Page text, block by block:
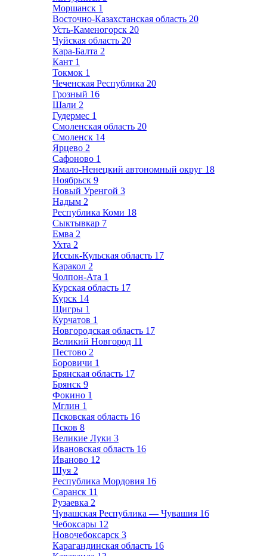
Моршанск 1
Восточно-Казахстанская область 20
Усть-Каменогорск 20
Чуйская область 20
Кара-Балта 2
Кант 1
Токмок 1
Чеченская Республика 20
Грозный 16
Шали 2
Гудермес 1
Смоленская область 20
Смоленск 14
Ярцево 2
Сафоново 1
Ямало-Ненецкий автономный округ 18
Ноябрьск 9
Новый Уренгой 3
Надым 2
Республика Коми 18
Сыктывкар 7
Емва 2
Ухта 2
Иссык-Кульская область 17
Каракол 2
Чолпон-Ата 1
Курская область 17
Курск 14
Щигры 1
Курчатов 1
Новгородская область 17
Великий Новгород 11
Пестово 2
Боровичи 1
Брянская область 17
Брянск 9
Фокино 1
Мглин 1
Псковская область 16
Псков 8
Великие Луки 3
Ивановская область 16
Иваново 12
Шуя 2
Республика Мордовия 16
Саранск 11
Рузаевка 2
Чувашская Республика — Чувашия 16
Чебоксары 12
Новочебоксарск 3
Карагандинская область 16